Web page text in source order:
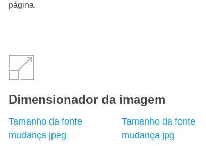
página.
Dimensionador da imagem
Tamanho da fonte
mudança jpeg
Tamanho da fonte
mudança jpg